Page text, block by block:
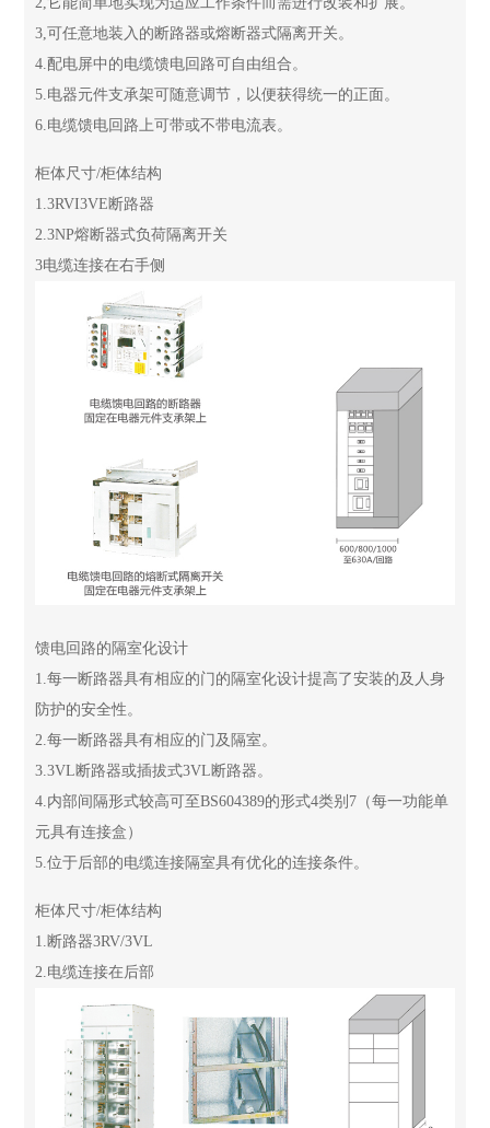
3,可任意地装入的断路器或熔断器式隔离开关。
4.配电屏中的电缆馈电回路可自由组合。
5.电器元件支承架可随意调节，以便获得统一的正面。
6.电缆馈电回路上可带或不带电流表。
柜体尺寸/柜体结构
1.3RVI3VE断路器
2.3NP熔断器式负荷隔离开关
3电缆连接在右手侧
馈电回路的隔室化设计
1.每一断路器具有相应的门的隔室化设计提高了安装的及人身
防护的安全性。
2.每一断路器具有相应的门及隔室。
3.3VL断路器或插拔式3VL断路器。
4.内部间隔形式较高可至BS604389的形式4类别7（每一功能单
元具有连接盒）
5.位于后部的电缆连接隔室具有优化的连接条件。
柜体尺寸/柜体结构
1.断路器3RV/3VL
2.电缆连接在后部